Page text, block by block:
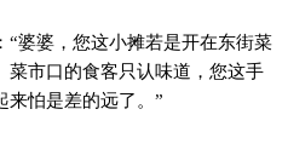
婆婆，您这小摊若是开在东街菜
菜市口的食客只认味道，您这手
来怕是差的远了。”